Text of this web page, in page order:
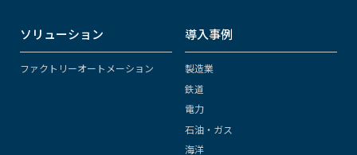
ソリューション
ファクトリーオートメーション
導入事例
製造業
鉄道
電力
石油・ガス
海洋